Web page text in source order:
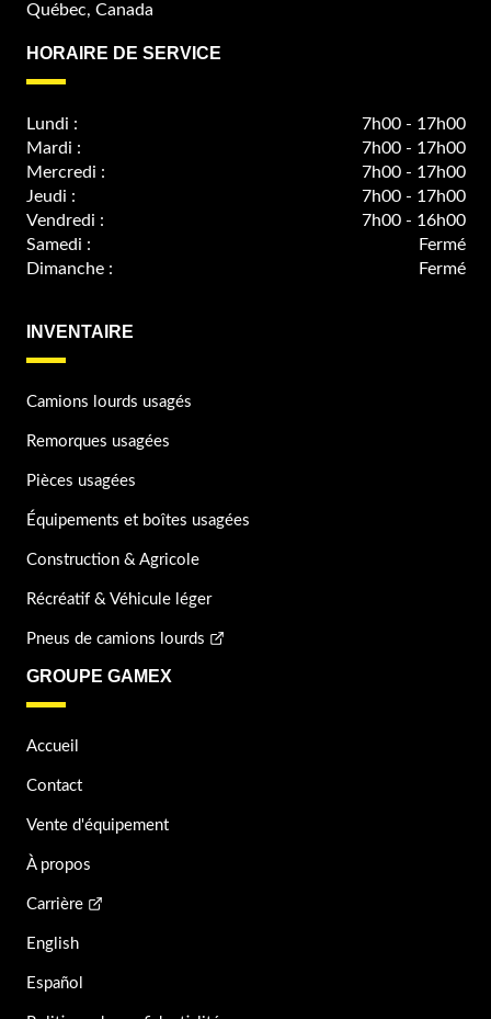
Québec, Canada
HORAIRE DE SERVICE
Lundi :
7h00 - 17h00
Mardi :
7h00 - 17h00
Mercredi :
7h00 - 17h00
Jeudi :
7h00 - 17h00
Vendredi :
7h00 - 16h00
Samedi :
Fermé
Dimanche :
Fermé
INVENTAIRE
Camions lourds usagés
Remorques usagées
Pièces usagées
Équipements et boîtes usagées
Construction & Agricole
Récréatif & Véhicule léger
Pneus de camions lourds
GROUPE GAMEX
Accueil
Contact
Vente d'équipement
À propos
Carrière
English
Español